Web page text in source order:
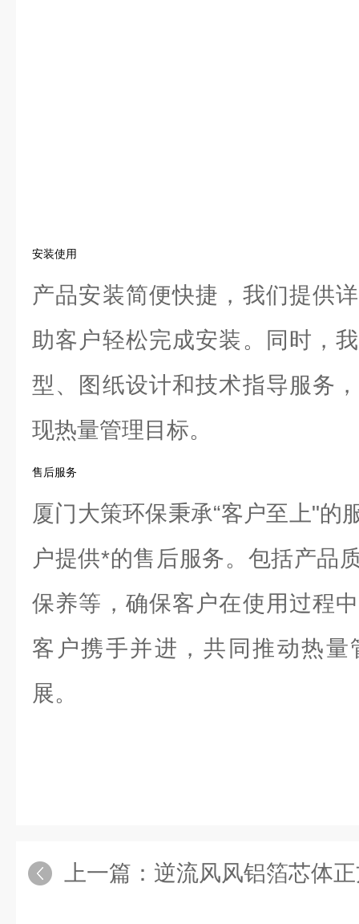
安装使用
产品安装简便快捷，我们提供
助客户轻松完成安装。同时，
型、图纸设计和技术指导服务
现热量管理目标。
售后服务
厦门大策环保秉承“客户至上"的
户提供*的售后服务。包括产品
保养等，确保客户在使用过程
客户携手并进，共同推动热
展。
上一篇： 逆流风风铝箔芯体